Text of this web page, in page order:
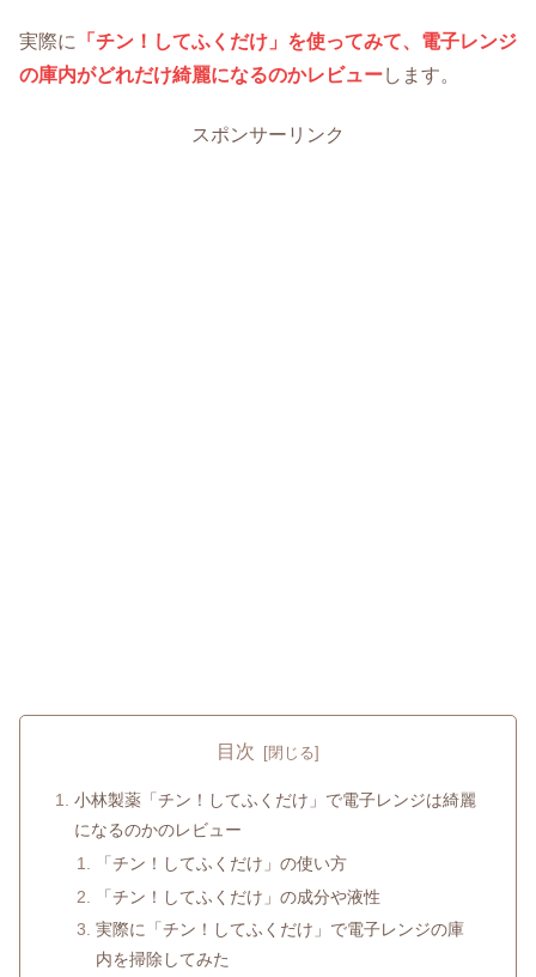
実際に
「チン！してふくだけ」を使ってみて、電子レンジ
の庫内がどれだけ綺麗になるのかレビューします。
スポンサーリンク
目次
小林製薬「チン！してふくだけ」で電子レンジは綺麗
になるのかのレビュー
「チン！してふくだけ」の使い方
「チン！してふくだけ」の成分や液性
実際に「チン！してふくだけ」で電子レンジの庫
内を掃除してみた